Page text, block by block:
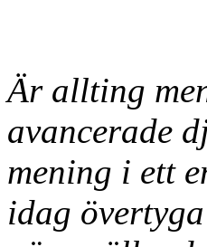
Är allting
avancerade
mening i ett
idag